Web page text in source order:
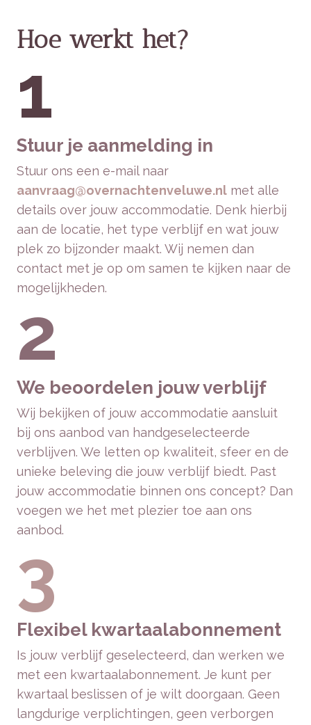
Hoe werkt het?
1
Stuur je aanmelding in
Stuur ons een e-mail naar
aanvraag@overnachtenveluwe.nl met alle
details over jouw accommodatie. Denk hierbij
aan de locatie, het type verblijf en wat jouw
plek zo bijzonder maakt. Wij nemen dan
contact met je op om samen te kijken naar de
mogelijkheden.
2
We beoordelen jouw verblijf
Wij bekijken of jouw accommodatie aansluit
bij ons aanbod van handgeselecteerde
verblijven. We letten op kwaliteit, sfeer en de
unieke beleving die jouw verblijf biedt. Past
jouw accommodatie binnen ons concept? Dan
voegen we het met plezier toe aan ons
aanbod.
3
Flexibel kwartaalabonnement
Is jouw verblijf geselecteerd, dan werken we
met een kwartaalabonnement. Je kunt per
kwartaal beslissen of je wilt doorgaan. Geen
langdurige verplichtingen, geen verborgen